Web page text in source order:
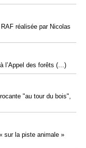
réalisée par Nicolas
l’Appel des forêts (…)
"au tour du bois",
sur la piste animale »